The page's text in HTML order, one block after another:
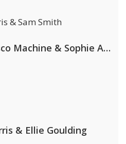
& Sam Smith
Purple Disco Machine & Sophie And The Giants
& Ellie Goulding